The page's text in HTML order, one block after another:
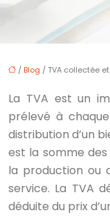
/ Blog / TVA collectée
La TVA est un
prélevé à
distribution d’un
est la somme
la production ou
service. La TVA
déduite du prix